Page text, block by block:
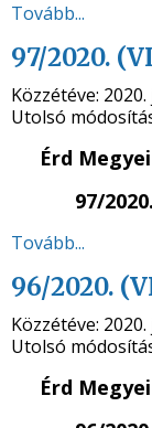
Tovább...
97/2020.
Közzétéve: 2020.
Utolsó
Érd
97/
Tovább...
96/2020.
Közzétéve: 2020.
Utolsó
Érd